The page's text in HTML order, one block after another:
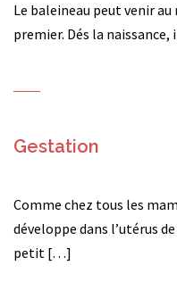
Le baleineau peut venir
premier. Dés la
Gestation
Comme chez tous les
développe dans l’utérus
petit […]